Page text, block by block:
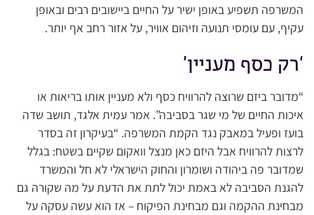
המשרפה תשפיע באופן ישיר על החיים ביישובים רבים ובאופן
עקיף, עם עומסי תנועה וזיהום אוויר, על אזור רחב אף יותר.
‘רק כסף מעניין’
“מדובר ביזם שרוצה להרוויח כסף ולא מעניין אותו בריאות או
איכות החיים של מי שגר בסביבה”. אמר עמית אלגד, תושב שדה
בועז ופעיל במאבק נגד הקמת המשרפה. “בעיקרון זה בסדר
לרצות להרוויח אבל היזם כאן מנצל וואקום שקיים בשטח: בגלל
שמדובר פה ביהודה ושומרון והחוק הישראלי לא חל והמשרד
להגנת הסביבה לא באמת יכול לתת את הדעת על מה שקורה גם
מבחינת ההקמה וגם מבחינת הפיקוח – אז הוא עשה עסקה על